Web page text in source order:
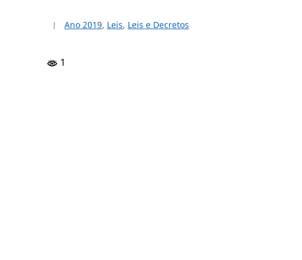
Ano 2019, Leis, Leis e Decretos
1